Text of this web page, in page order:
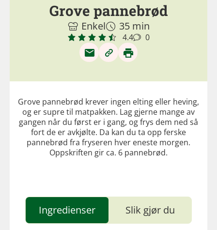
Grove pannebrød
Enkel 35 min
4.4 0
Grove pannebrød krever ingen elting eller heving,
og er supre til matpakken. Lag gjerne mange av
gangen når du først er i gang, og frys dem ned så
fort de er avkjølte. Da kan du ta opp ferske
pannebrød fra fryseren hver eneste morgen.
Oppskriften gir ca. 6 pannebrød.
Ingredienser Slik gjør du